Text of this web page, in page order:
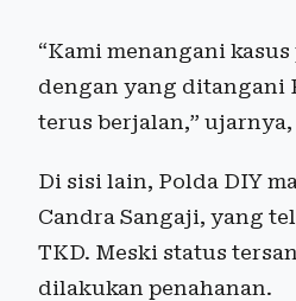
“Kami menangani
dengan yang ditangani
terus berjalan,”
Di sisi lain, Polda DIY
Candra Sangaji, yang
TKD. Meski status
dilakukan penahanan.